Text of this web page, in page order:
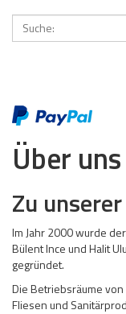
Über uns
Zu
Im Jahr 2000 wurde
Bülent Ince und Halit
gegründet.
Die Betriebsräume
Fliesen und